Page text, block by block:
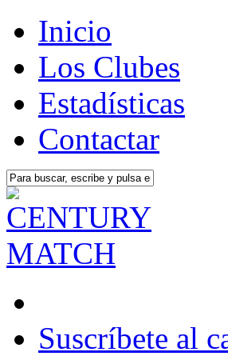
Inicio
Los Clubes
Estadísticas
Contactar
Suscríbete al